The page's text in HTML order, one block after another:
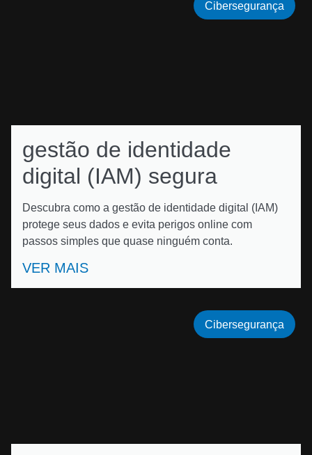
gestão de identidade
digital (IAM) segura
Descubra como a gestão de identidade digital (IAM)
protege seus dados e evita perigos online com
passos simples que quase ninguém conta.
VER MAIS
Cibersegurança
Cibersegurança